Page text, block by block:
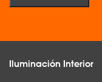
Iluminación Interior